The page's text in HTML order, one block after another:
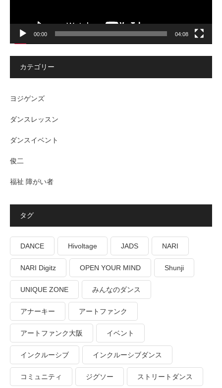
00:00 04:08
カテゴリー
ヨジゲンズ
ダンスレッスン
ダンスイベント
俊二
福祉 障がい者
タグ
DANCE Hivoltage JADS NARI
NARI Digitz OPEN YOUR MIND Shunji
UNIQUE ZONE みんなのダンス
アナーキー アートファンク
アートファンク大阪 イベント
インクルーシブ インクルーシブダンス
コミュニティ ジグソー ストリートダンス